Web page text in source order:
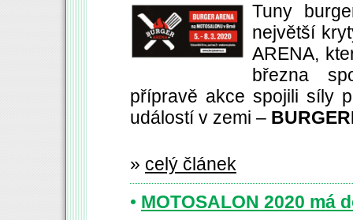
Tuny
největší
ARENA,
března
přípravě akce spojili síly
událostí v zemi –
» celý článek
• MOTOSALON 2020 má